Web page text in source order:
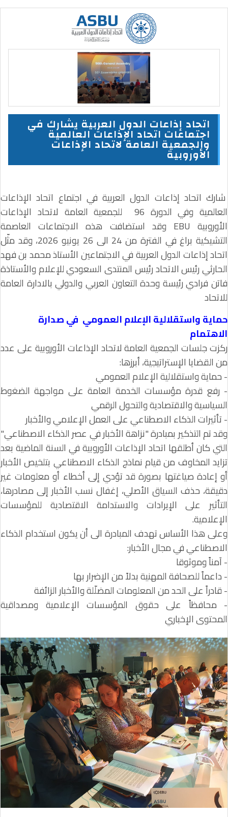
اتحاد إذاعات الدول العربية يشارك في
اجتماعات اتحاد الإذاعات العالمية
والجمعية العامة لاتحاد الإذاعات
الأوروبية
شارك اتحاد إذاعات الدول العربية في اجتماع اتحاد الإذاعات
العالمية وفي الدورة 96 للجمعية العامة لاتحاد الإذاعات
الأوروبية EBU وقد استضافت هذه الاجتماعات العاصمة
التشيكية براغ في الفترة من 24 الى 26 يونيو 2026، وقد مثّل
اتحاد إذاعات الدول العربية في الاجتماعين الأستاذ محمد بن فهد
الحارثي رئيس الاتحاد رئيس المنتدى السعودي للإعلام والأستاذة
فاتن فرادي رئيسة وحدة التعاون العربي والدولي بالادارة العامة
للاتحاد
حماية واستقلالية الإعلام العمومي في صدارة
الاهتمام
ركزت جلسات الجمعية العامة لاتحاد الإذاعات الأوروبية على عدد
من القضايا الإستراتيجية، أبرزها:
- حماية واستقلالية الإعلام العمومي
- رفع قدرة مؤسسات الخدمة العامة على مواجهة الضغوط
السياسية والاقتصادية والتحول الرقمي
- تأثيرات الذكاء الاصطناعي على العمل الإعلامي والأخبار
وقد تم التذكير بمبادرة "نزاهة الأخبار في عصر الذكاء الاصطناعي"
التي كان أطلقها اتحاد الإذاعات الأوروبية في السنة الماضية بعد
تزايد المخاوف من قيام نماذج الذكاء الاصطناعي بتلخيص الأخبار
أو إعادة صياغتها بصورة قد تؤدي إلى أخطاء أو معلومات غير
دقيقة، حذف السياق الأصلي، إغفال نسب الأخبار إلى مصادرها،
التأثير على الإيرادات والاستدامة الاقتصادية للمؤسسات
الإعلامية.
وعلى هذا الأساس تهدف المبادرة الى أن يكون استخدام الذكاء
الاصطناعي في مجال الأخبار:
- آمناً وموثوقا
- داعماً للصحافة المهنية بدلاً من الإضرار بها
- قادراً على الحد من المعلومات المضلّلة والأخبار الزائفة
- محافظاً على حقوق المؤسسات الإعلامية ومصداقية
المحتوى الإخباري